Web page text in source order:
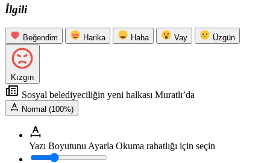
İlgili
Beğendim Harika Haha Vay Üzgün
Kızgın
Sosyal belediyeciliğin yeni halkası Muratlı’da
Normal (100%)
Yazı Boyutunu Ayarla Okuma rahatlığı için seçin